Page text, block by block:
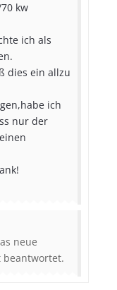
kw
ich als
dies ein allzu
ich
nur der
neue
beantwortet.